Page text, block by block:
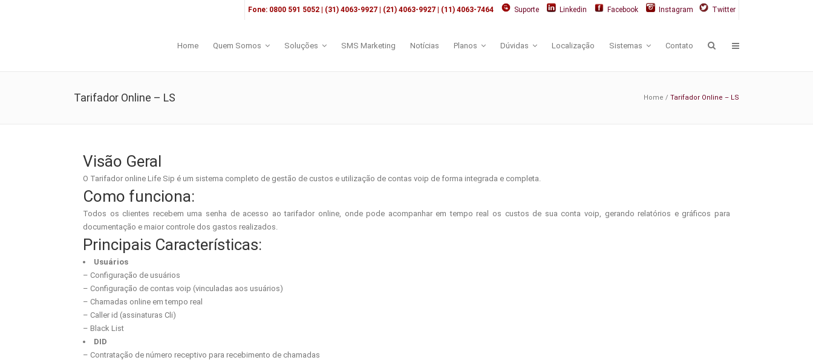
Fone: 0800 591 5052 | (31) 4063-9927 | (21) 4063-9927 | (11) 4063-7464 Suporte Linkedin Facebook Instagram Twitter
Home Quem Somos Soluções SMS Marketing Notícias Planos Dúvidas Localização Sistemas Contato
Tarifador Online – LS Home / Tarifador Online – LS
Visão Geral
O Tarifador online Life Sip é um sistema completo de gestão de custos e utilização de contas voip de forma integrada e completa.
Como funciona:
Todos os clientes recebem uma senha de acesso ao tarifador online, onde pode acompanhar em tempo real os custos de sua conta voip, gerando relatórios e gráficos para
documentação e maior controle dos gastos realizados.
Principais Características:
Usuários
– Configuração de usuários
– Configuração de contas voip (vinculadas aos usuários)
– Chamadas online em tempo real
– Caller id (assinaturas Cli)
– Black List
DID
– Contratação de número receptivo para recebimento de chamadas